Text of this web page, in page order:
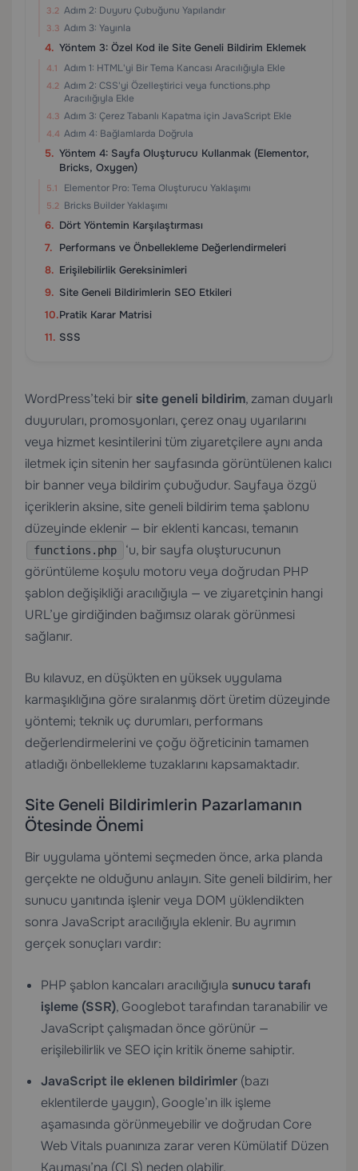
Adım 2: Duyuru Çubuğunu Yapılandır
Adım 3: Yayınla
Yöntem 3: Özel Kod ile Site Geneli Bildirim Eklemek
Adım 1: HTML'yi Bir Tema Kancası Aracılığıyla Ekle
Adım 2: CSS'yi Özelleştirici veya functions.php
Aracılığıyla Ekle
Adım 3: Çerez Tabanlı Kapatma için JavaScript Ekle
Adım 4: Bağlamlarda Doğrula
Yöntem 4: Sayfa Oluşturucu Kullanmak (Elementor,
Bricks, Oxygen)
Elementor Pro: Tema Oluşturucu Yaklaşımı
Bricks Builder Yaklaşımı
Dört Yöntemin Karşılaştırması
Performans ve Önbellekleme Değerlendirmeleri
Erişilebilirlik Gereksinimleri
Site Geneli Bildirimlerin SEO Etkileri
Pratik Karar Matrisi
SSS
WordPress’teki bir site geneli bildirim, zaman duyarlı
duyuruları, promosyonları, çerez onay uyarılarını
veya hizmet kesintilerini tüm ziyaretçilere aynı anda
iletmek için sitenin her sayfasında görüntülenen kalıcı
bir banner veya bildirim çubuğudur. Sayfaya özgü
içeriklerin aksine, site geneli bildirim tema şablonu
düzeyinde eklenir — bir eklenti kancası, temanın
functions.php
‘u, bir sayfa oluşturucunun
görüntüleme koşulu motoru veya doğrudan PHP
şablon değişikliği aracılığıyla — ve ziyaretçinin hangi
URL’ye girdiğinden bağımsız olarak görünmesi
sağlanır.
Bu kılavuz, en düşükten en yüksek uygulama
karmaşıklığına göre sıralanmış dört üretim düzeyinde
yöntemi; teknik uç durumları, performans
değerlendirmelerini ve çoğu öğreticinin tamamen
atladığı önbellekleme tuzaklarını kapsamaktadır.
Site Geneli Bildirimlerin Pazarlamanın
Ötesinde Önemi
Bir uygulama yöntemi seçmeden önce, arka planda
gerçekte ne olduğunu anlayın. Site geneli bildirim, her
sunucu yanıtında işlenir veya DOM yüklendikten
sonra JavaScript aracılığıyla eklenir. Bu ayrımın
gerçek sonuçları vardır:
PHP şablon kancaları aracılığıyla sunucu tarafı
işleme (SSR), Googlebot tarafından taranabilir ve
JavaScript çalışmadan önce görünür —
erişilebilirlik ve SEO için kritik öneme sahiptir.
JavaScript ile eklenen bildirimler (bazı
eklentilerde yaygın), Google’ın ilk işleme
aşamasında görünmeyebilir ve doğrudan Core
Web Vitals puanınıza zarar veren Kümülatif Düzen
Kayması’na (CLS) neden olabilir.